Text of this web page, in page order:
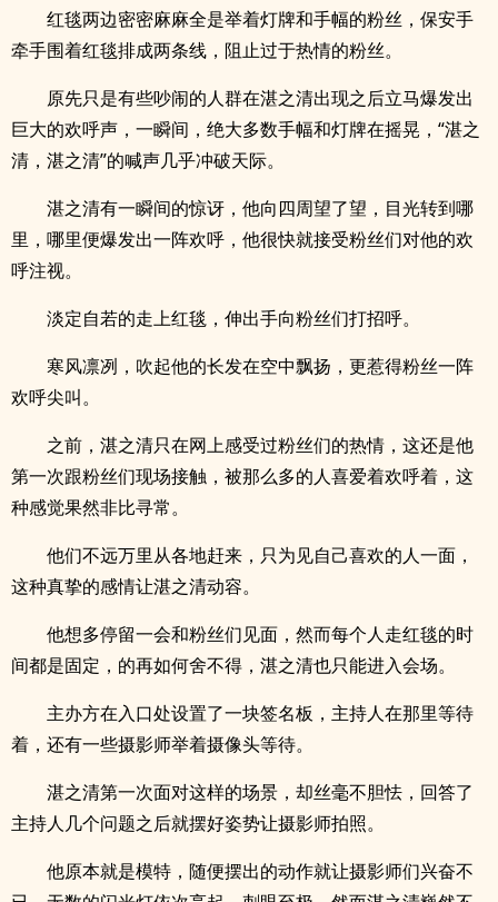
红毯两边密密麻麻全是举着灯牌和手幅的粉丝，保安手
牵手围着红毯排成两条线，阻止过于热情的粉丝。
原先只是有些吵闹的人群在湛之清出现之后立马爆发出
巨大的欢呼声，一瞬间，绝大多数手幅和灯牌在摇晃，“湛之
清，湛之清”的喊声几乎冲破天际。
湛之清有一瞬间的惊讶，他向四周望了望，目光转到哪
里，哪里便爆发出一阵欢呼，他很快就接受粉丝们对他的欢
呼注视。
淡定自若的走上红毯，伸出手向粉丝们打招呼。
寒风凛冽，吹起他的长发在空中飘扬，更惹得粉丝一阵
欢呼尖叫。
之前，湛之清只在网上感受过粉丝们的热情，这还是他
第一次跟粉丝们现场接触，被那么多的人喜爱着欢呼着，这
种感觉果然非比寻常。
他们不远万里从各地赶来，只为见自己喜欢的人一面，
这种真挚的感情让湛之清动容。
他想多停留一会和粉丝们见面，然而每个人走红毯的时
间都是固定，的再如何舍不得，湛之清也只能进入会场。
主办方在入口处设置了一块签名板，主持人在那里等待
着，还有一些摄影师举着摄像头等待。
湛之清第一次面对这样的场景，却丝毫不胆怯，回答了
主持人几个问题之后就摆好姿势让摄影师拍照。
他原本就是模特，随便摆出的动作就让摄影师们兴奋不